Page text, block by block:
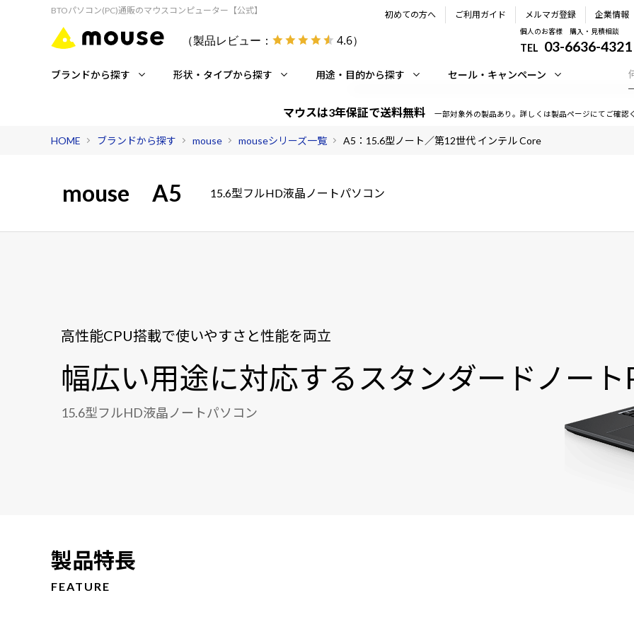
BTOパソコン(PC)通販のマウスコンピューター【公式】
（製品レビュー： 4.6）
初めての方へ ご利用ガイド メルマガ登録 企業情報
個人のお客様 購入・見積相談
TEL 03-6636-4321
ブランドから探す 形状・タイプから探す 用途・目的から探す セール・キャンペーン
マウスは3年保証で送料無料 一部対象外の製品あり。詳しくは製品ページにてご確認
HOME ブランドから探す mouse mouseシリーズ一覧 A5：15.6型ノート／第12世代 インテル Core
mouse A5 15.6型フルHD液晶ノートパソコン
高性能CPU搭載で使いやすさと性能を両立
幅広い用途に対応するスタンダードノート
15.6型フルHD液晶ノートパソコン
製品特長
FEATURE